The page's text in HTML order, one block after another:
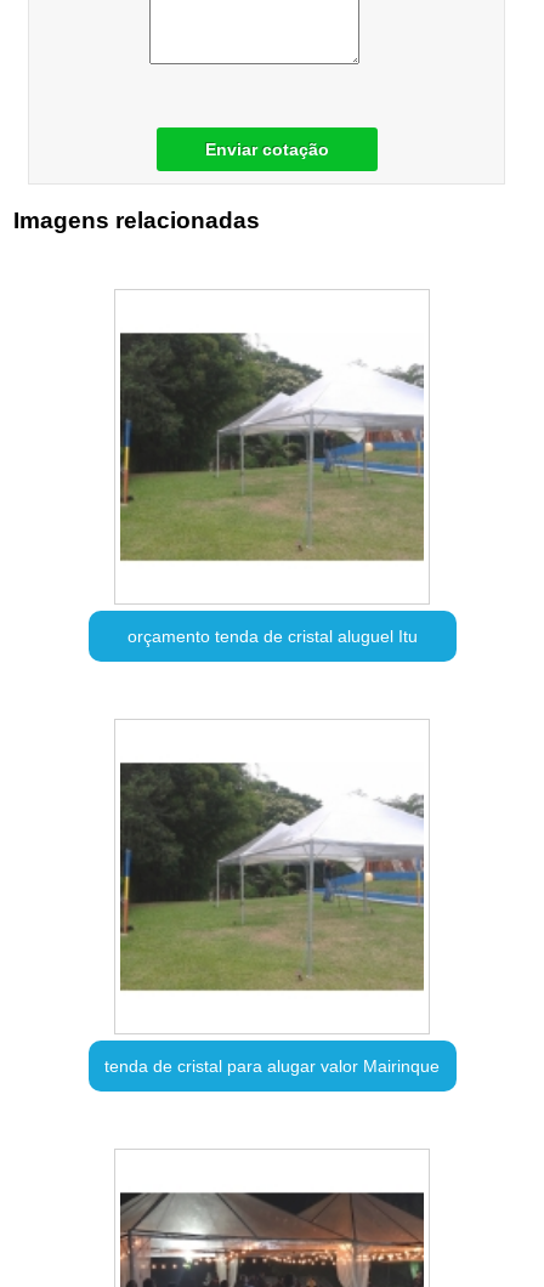
Enviar cotação
Imagens relacionadas
orçamento tenda de cristal aluguel Itu
tenda de cristal para alugar valor Mairinque